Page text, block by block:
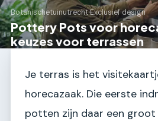
Botanischetuinutrecht›Exclusief design
Pottery Pots voor
keuzes voor terrassen
Je terras is het
horecazaak. Die eerste
potten zijn daar een groot